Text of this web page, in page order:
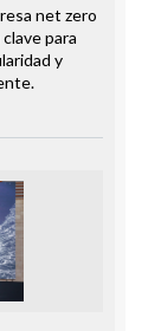
net zero
para
y